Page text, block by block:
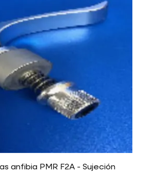
anfibia PMR F2A - Sujeción